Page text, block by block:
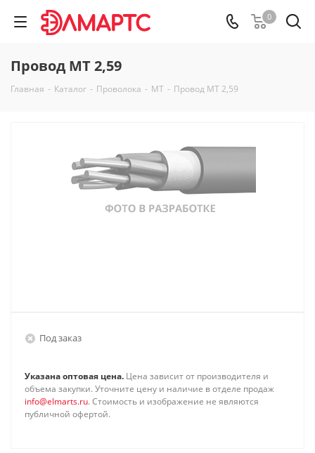
0
Провод МТ 2,59
Главная - Каталог - Проволока - МТ - Провод МТ 2,59
Под заказ
Указана оптовая цена. Цена зависит от производителя и
объема закупки. Уточните цену и наличие в отделе продаж
info@elmarts.ru. Стоимость и изображение не являются
публичной офертой.